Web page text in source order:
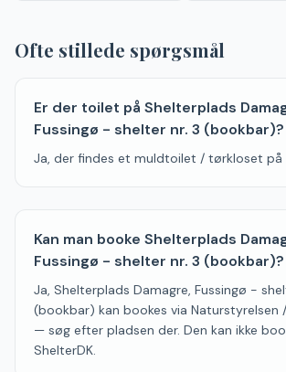
Ofte stillede spørgsmål
Er der toilet på Shelterplads
Fussingø - shelter nr. 3 (bookbar)?
Ja, der findes et muldtoilet / tørkloset på
Kan man booke Shelterplads
Fussingø - shelter nr. 3 (bookbar)?
Ja, Shelterplads Damagre, Fussingø -
(bookbar) kan bookes via Naturstyrelsen
— søg efter pladsen der. Den kan ikke
ShelterDK.